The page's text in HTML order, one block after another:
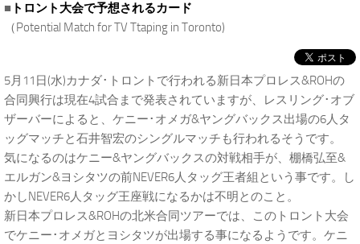
■ トロント大会で予想されるカード
（Potential Match for TV Ttaping in Toronto)
5月11日(水)カナダ･トロントで行われる新日本プロレス&ROHの
合同興行は現在4試合まで発表されていますが、レスリング･オブ
ザーバーによると、ケニー･オメガ&ヤングバックス出場の6人タ
ッグマッチと石井智宏のシングルマッチも行われるそうです。
気になるのはケニー&ヤングバックスの対戦相手が、棚橋弘至&
エルガン&ヨシタツの前NEVER6人タッグ王者組という事です。し
かしNEVER6人タッグ王座戦になるかは不明とのこと。
新日本プロレス&ROHの北米合同ツアーでは、このトロント大会
でケニー･オメガとヨシタツが出場する事になるようです。ケニ